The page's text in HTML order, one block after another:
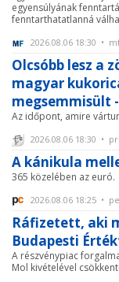
egyensúlyának
fenntarthatatlanná
2026.08.06 18:30 •
Olcsóbb lesz a
magyar
megsemmisült
Az időpont, amire
2026.08.06 18:30 •
A kánikula
365 közelében az euró.
2026.08.06 18:25 •
Ráfizetett, aki
Budapesti
A részvénypiac
Mol kivételével